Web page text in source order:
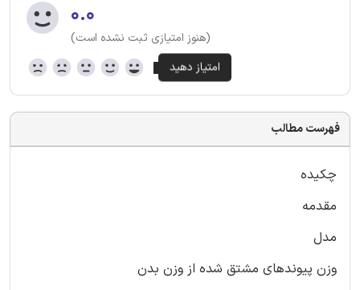
۰.۰
(هنوز امتیازی ثبت نشده است)
فهرست مطالب
چکیده
مقدمه
مدل
وزن پیوندهای مشتق شده از وزن بدن